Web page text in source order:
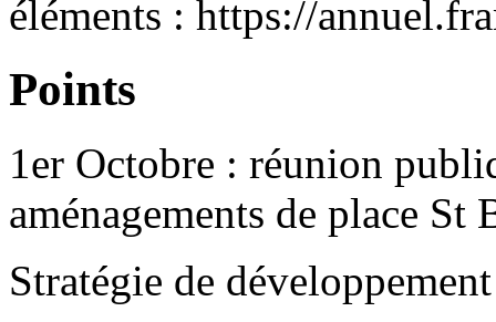
éléments : https://
Points
1er Octobre : réunion
aménagements de place St
Stratégie de